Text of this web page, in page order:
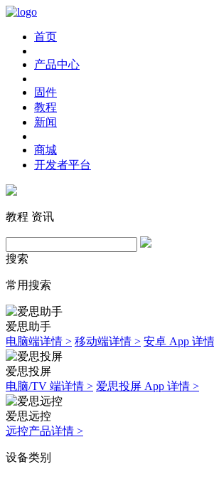
首页
产品中心
固件
教程
新闻
商城
开发者平台
教程 资讯
搜索
常用搜索
爱思助手
电脑端详情 > 移动端详情 > 安卓 App 详
爱思投屏
电脑/TV 端详情 > 爱思投屏 App 详情 >
爱思远控
远控产品详情 >
设备类别